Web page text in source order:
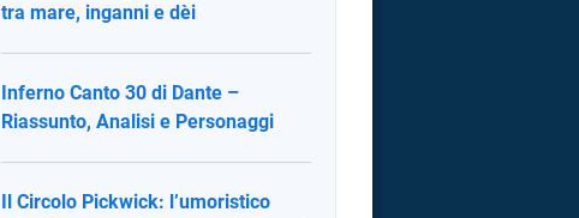
tra mare, inganni e dèi
Inferno Canto 30 di Dante –
Riassunto, Analisi e Personaggi
Il Circolo Pickwick: l’umoristico